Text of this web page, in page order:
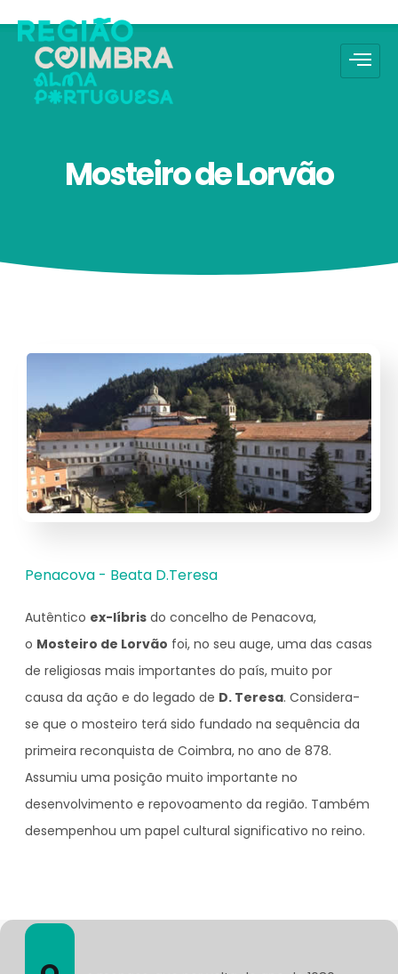
Mosteiro de Lorvão
Penacova - Beata D.Teresa
Autêntico ex-líbris do concelho de Penacova,
o Mosteiro de Lorvão foi, no seu auge, uma das casas
de religiosas mais importantes do país, muito por
causa da ação e do legado de D. Teresa. Considera-
se que o mosteiro terá sido fundado na sequência da
primeira reconquista de Coimbra, no ano de 878.
Assumiu uma posição muito importante no
desenvolvimento e repovoamento da região. Também
desempenhou um papel cultural significativo no reino.